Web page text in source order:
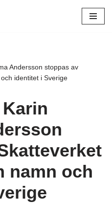
Andersson stoppas av
identitet i Sverige
namn och